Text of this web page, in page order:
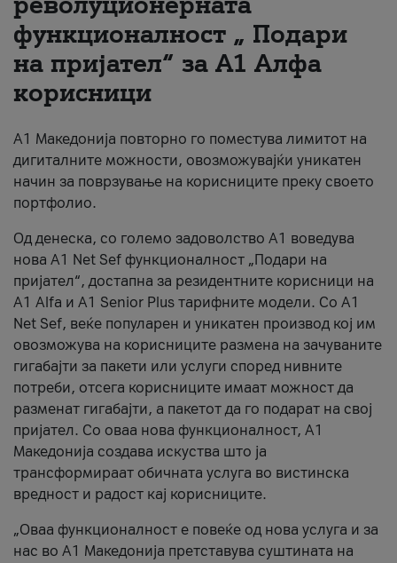
За нас
#ПодобарОнлајн
функционалност „ Подари
на пријател“ за А1 Алфа
корисници
А1 Македонија повторно го поместува лимитот на
дигиталните можности, овозможувајќи уникатен
начин за поврзување на корисниците преку своето
портфолио.
Од денеска, со големо задоволство А1 воведува
нова A1 Net Sef функционалност „Подари на
пријател“, достапна за резидентните корисници на
А1 Alfa и A1 Senior Plus тарифните модели. Со A1
Net Sef, веќе популарен и уникатен производ кој им
овозможува на корисниците размена на зачуваните
гигабајти за пакети или услуги според нивните
потреби, отсега корисниците имаат можност да
разменат гигабајти, а пакетот да го подарат на свој
пријател. Со оваа нова функционалност, А1
Македонија создава искуства што ја
трансформираат обичната услуга во вистинска
вредност и радост кај корисниците.
„Оваа функционалност е повеќе од нова услуга и за
нас во А1 Македонија претставува суштината на